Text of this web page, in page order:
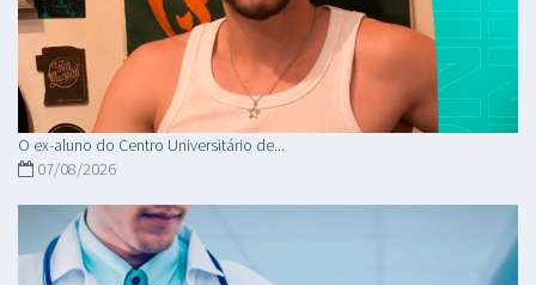
O ex-aluno do Centro Universitário de...
07/08/2026